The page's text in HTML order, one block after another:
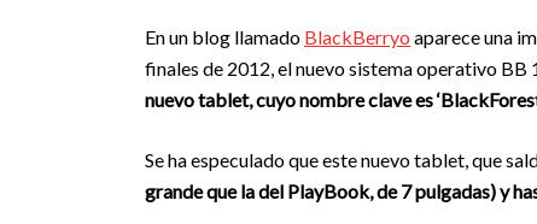
En un blog llamado BlackBerryo aparece una
finales de 2012, el nuevo sistema operativo
nuevo tablet, cuyo nombre clave es
Se ha especulado que este nuevo tablet, que
grande que la del PlayBook, de 7 pulgadas) y